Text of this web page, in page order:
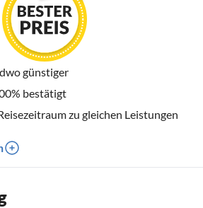
günstiger
bestätigt
zu gleichen Leistungen